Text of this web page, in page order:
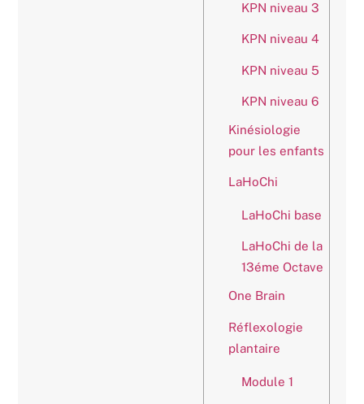
KPN niveau 3
KPN niveau 4
KPN niveau 5
KPN niveau 6
Kinésiologie
pour les enfants
LaHoChi
LaHoChi base
LaHoChi de la
13éme Octave
One Brain
Réflexologie
plantaire
Module 1